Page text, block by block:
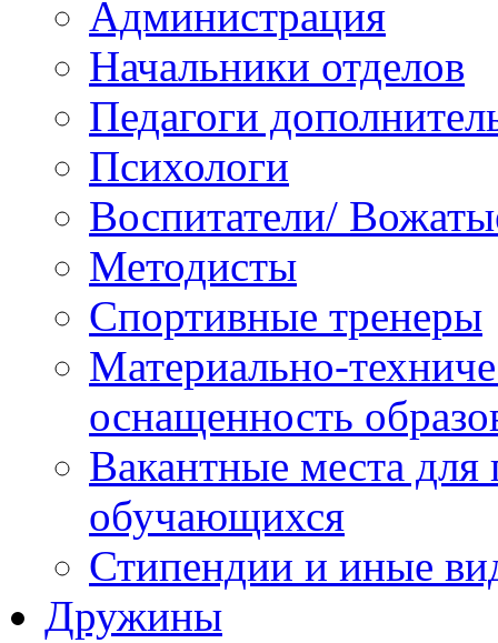
Администрация
Начальники отделов
Педагоги
Психологи
Воспитатели/
Методисты
Спортивные тренеры
Материально-
оснащенность
Вакантные места для
обучающихся
Стипендии и иные
Дружины